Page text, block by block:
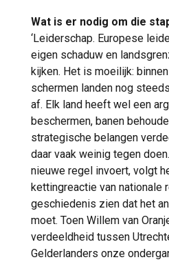
Wat is er nodig om die
‘Leiderschap. Europese
eigen schaduw en
kijken. Het is moeilijk:
schermen landen nog
af. Elk land heeft wel een
beschermen, banen
strategische belangen
daar vaak weinig tegen
nieuwe regel invoert, volgt
kettingreactie van nationale
geschiedenis zien dat het
moet. Toen Willem van
verdeeldheid tussen
Gelderlanders onze